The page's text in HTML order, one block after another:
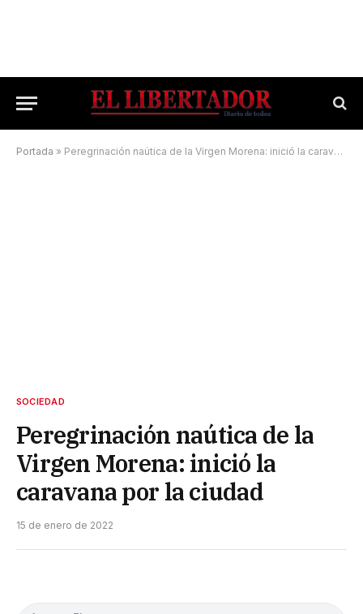
Portada » Peregrinación naútica de la Virgen Morena: inició la caravana por la ciudad
SOCIEDAD
Peregrinación naútica de la
Virgen Morena: inició la
caravana por la ciudad
15 de enero de 2022